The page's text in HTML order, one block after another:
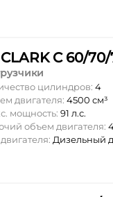
цилиндров: 4
двигателя: 4500 см³
мощность: 91 л.с.
объем двигателя:
Дизельный